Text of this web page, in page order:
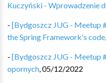
Kuczyński - Wprowadzenie
- [Bydgoszcz JUG - Meetup
the Spring Framework's code,
- [Bydgoszcz JUG - Meetup
opornych,05/12/2022